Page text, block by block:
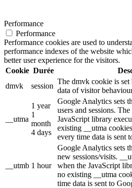
Performance
Performance
Performance cookies are used to
performance indexes of the website
better user experience for the visitors.
Cookie Durée
dmvk
session
The dmvk cookie is
data of visitor
__utma
1 year
1
month
4 days
Google Analytics sets
users and sessions.
JavaScript library
existing __utma
every time data is sent
__utmb 1 hour
Google Analytics sets
new sessions/visits.
when the JavaScript
no existing __utma
time data is sent to